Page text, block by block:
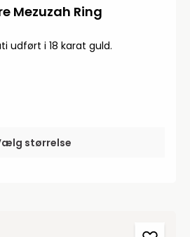
Mezuzah Ring
udført i 18 karat guld.
størrelse